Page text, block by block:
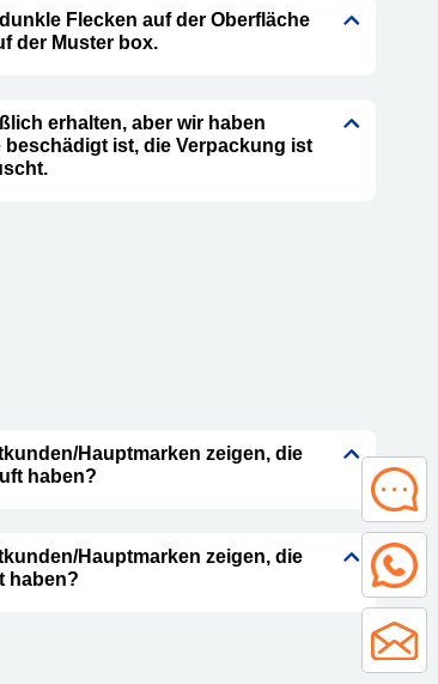
Flecken auf der Oberfläche
der Muster box.
erhalten, aber wir haben
beschädigt ist, die Verpackung ist
Hauptmarken zeigen, die
haben?
Hauptmarken zeigen, die
haben?